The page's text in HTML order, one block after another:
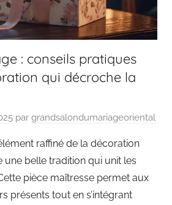
: conseils pratiques
qui décroche la
par grandsalondumariageoriental
raffiné de la décoration
une belle tradition qui unit les
pièce maîtresse permet aux
présents tout en s’intégrant